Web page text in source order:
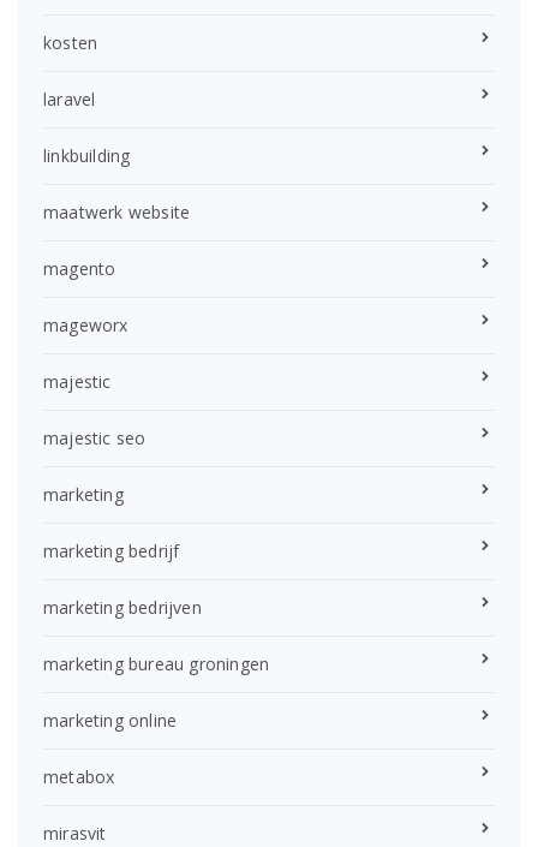
kosten
laravel
linkbuilding
maatwerk website
magento
mageworx
majestic
majestic seo
marketing
marketing bedrijf
marketing bedrijven
marketing bureau groningen
marketing online
metabox
mirasvit